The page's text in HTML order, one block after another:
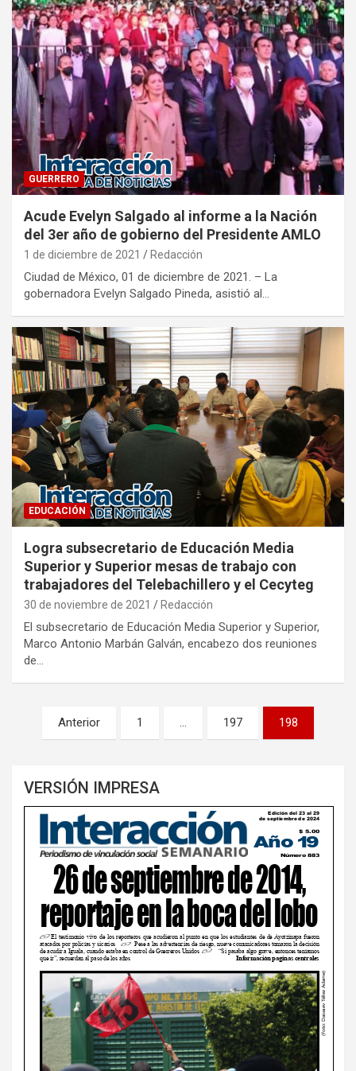
GUERRERO
Acude Evelyn Salgado al informe a la Nación
del 3er año de gobierno del Presidente AMLO
1 de diciembre de 2021 Redacción
Ciudad de México, 01 de diciembre de 2021. – La
gobernadora Evelyn Salgado Pineda, asistió al…
EDUCACIÓN
Logra subsecretario de Educación Media
Superior y Superior mesas de trabajo con
trabajadores del Telebachillero y el Cecyteg
30 de noviembre de 2021 Redacción
El subsecretario de Educación Media Superior y Superior,
Marco Antonio Marbán Galván, encabezo dos reuniones
de…
Paginación
Anterior 1 … 197 198
VERSIÓN IMPRESA